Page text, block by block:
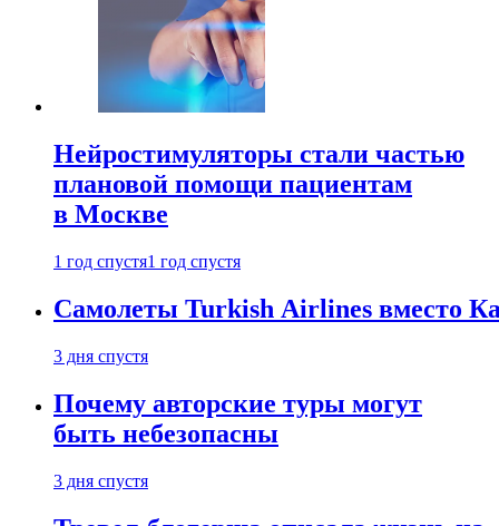
Нейростимуляторы стали частью
плановой помощи пациентам
в Москве
1 год спустя1 год спустя
Самолеты Turkish Airlines вместо
3 дня спустя
Почему авторские туры могут
быть небезопасны
3 дня спустя